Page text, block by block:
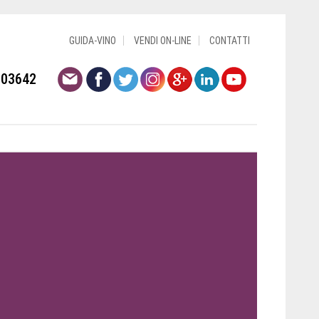
GUIDA-VINO VENDI ON-LINE CONTATTI